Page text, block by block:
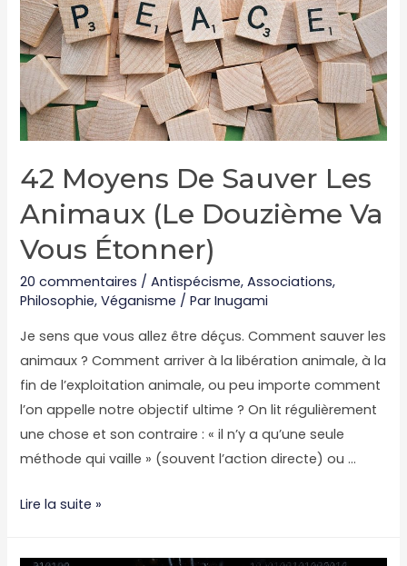
cis
blanches
qui
ont
tous
les
42 Moyens De Sauver Les
Animaux (le Douzième Va
Vous Étonner)
20 commentaires /Antispécisme,Associations,
Philosophie,Véganisme / ParInugami
Je sens que vous allez être déçus. Comment sauver les
animaux ? Comment arriver à la libération animale, à la
fin de l’exploitation animale, ou peu importe comment
l’on appelle notre objectif ultime ? On lit régulièrement
une chose et son contraire : « il n’y a qu’une seule
méthode qui vaille » (souvent l’action directe) ou …
42
Lire la suite »